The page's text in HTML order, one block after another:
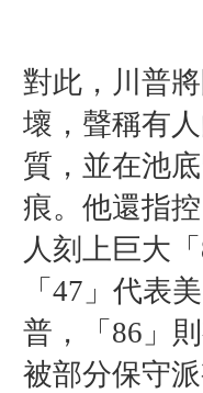
對此，川普
壞，聲稱有
質，並在池
痕。他還指
人刻上巨大
「47」代表
普，「86」
被部分保守派